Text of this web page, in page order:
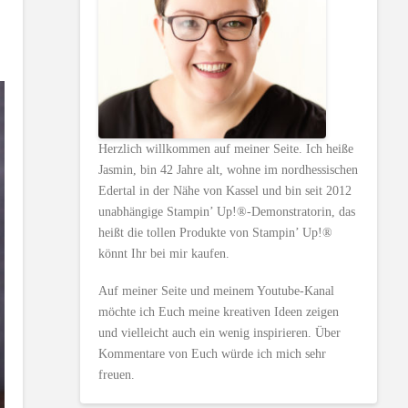
Herzlich willkommen auf meiner Seite. Ich heiße
Jasmin, bin 42 Jahre alt, wohne im nordhessischen
Edertal in der Nähe von Kassel und bin seit 2012
unabhängige Stampin’ Up!®-Demonstratorin, das
heißt die tollen Produkte von Stampin’ Up!®
könnt Ihr bei mir kaufen.
Auf meiner Seite und meinem Youtube-Kanal
möchte ich Euch meine kreativen Ideen zeigen
und vielleicht auch ein wenig inspirieren. Über
Kommentare von Euch würde ich mich sehr
freuen.